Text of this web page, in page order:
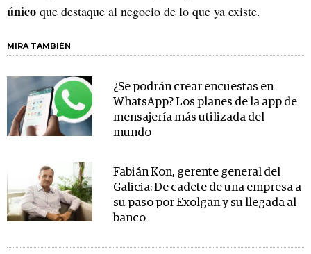
único que destaque al negocio de lo que ya existe.
MIRA TAMBIÉN
¿Se podrán crear encuestas en
WhatsApp? Los planes de la app de
mensajería más utilizada del
mundo
Fabián Kon, gerente general del
Galicia: De cadete de una empresa a
su paso por Exolgan y su llegada al
banco